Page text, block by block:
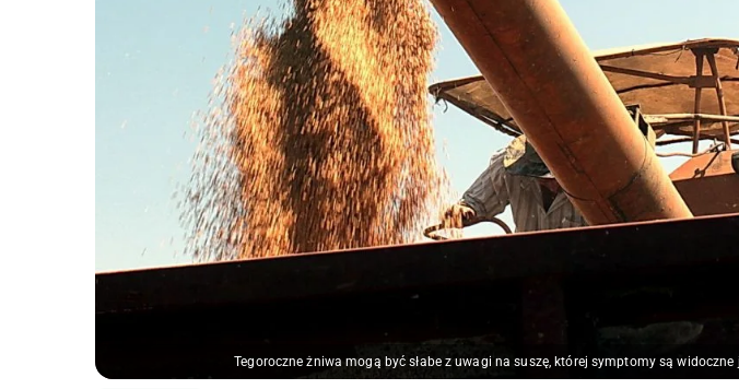
Tegoroczne żniwa mogą być słabe z uwagi na suszę, której symptomy są widoczne